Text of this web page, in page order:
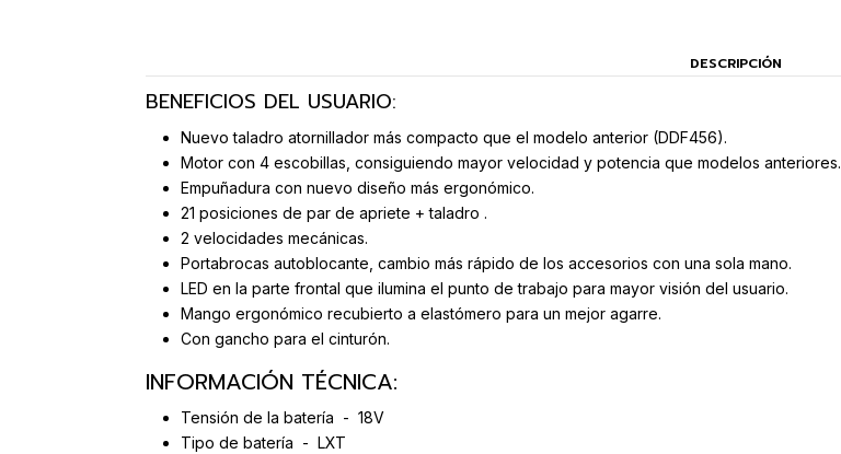
DESCRIPCIÓN
BENEFICIOS DEL USUARIO:
Nuevo taladro atornillador más compacto que el modelo anterior (DDF456).
Motor con 4 escobillas, consiguiendo mayor velocidad y potencia que modelos anteriores.
Empuñadura con nuevo diseño más ergonómico.
21 posiciones de par de apriete + taladro .
2 velocidades mecánicas.
Portabrocas autoblocante, cambio más rápido de los accesorios con una sola mano.
LED en la parte frontal que ilumina el punto de trabajo para mayor visión del usuario.
Mango ergonómico recubierto a elastómero para un mejor agarre.
Con gancho para el cinturón.
INFORMACIÓN TÉCNICA:
Tensión de la batería - 18V
Tipo de batería - LXT